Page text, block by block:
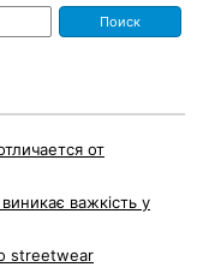
от
важкість у
streetwear